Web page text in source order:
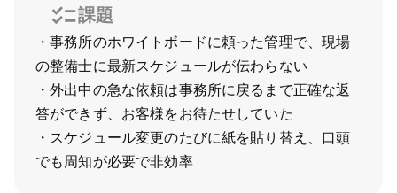
課題
・事務所のホワイトボードに頼った管理で、現場
の整備士に最新スケジュールが伝わらない
・外出中の急な依頼は事務所に戻るまで正確な返
答ができず、お客様をお待たせしていた
・スケジュール変更のたびに紙を貼り替え、口頭
でも周知が必要で非効率